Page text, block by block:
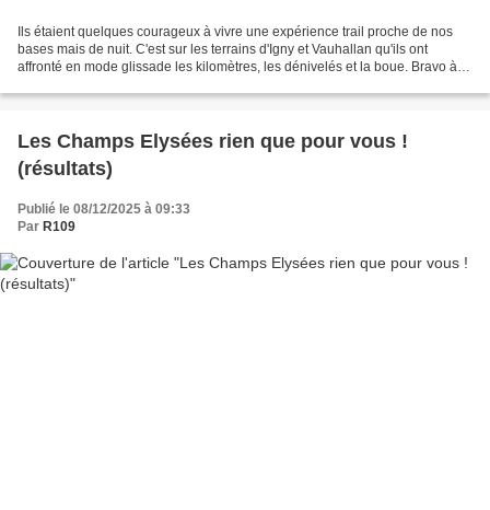
Ils étaient quelques courageux à vivre une expérience trail proche de nos
bases mais de nuit. C'est sur les terrains d'Igny et Vauhallan qu'ils ont
affronté en mode glissade les kilomètres, les dénivelés et la boue. Bravo à
Les Champs Elysées rien que pour vous !
(résultats)
Publié le 08/12/2025 à 09:33
Par R109